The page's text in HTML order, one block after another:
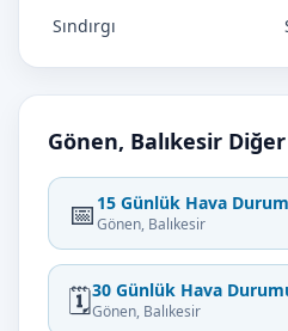
Sındırgı
Gönen, Balıkesir
📅 15 Günlük Hava
Gönen, Balıkesir
🗓️30 Günlük Hava
Gönen, Balıkesir